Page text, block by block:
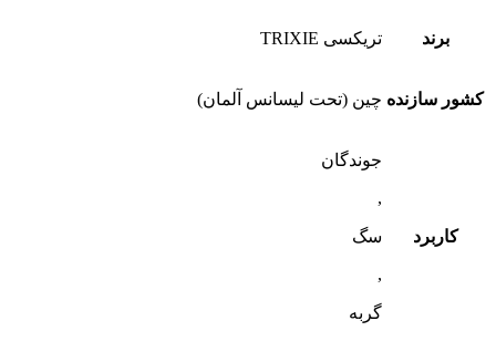
برند تریکسی TRIXIE
کشور سازنده چین (تحت لیسانس آلمان)
کاربرد
جوندگان
,
سگ
,
گربه